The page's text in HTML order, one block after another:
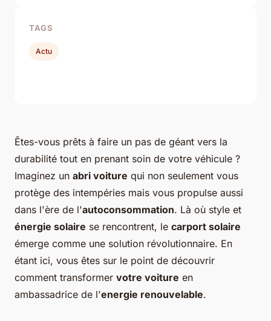
Êtes-vous prêts à faire un pas de géant vers la
durabilité tout en prenant soin de votre véhicule ?
Imaginez un abri voiture qui non seulement vous
protège des intempéries mais vous propulse aussi
dans l'ère de l'autoconsommation. Là où style et
énergie solaire se rencontrent, le carport solaire
émerge comme une solution révolutionnaire. En
étant ici, vous êtes sur le point de découvrir
comment transformer votre voiture en
ambassadrice de l'energie renouvelable.
TAGS
Actu